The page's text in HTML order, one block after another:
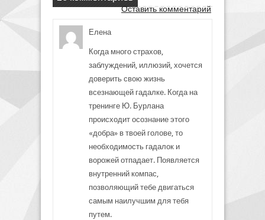
Оставить комментарий
Елена
Когда много страхов,
заблуждений, иллюзий, хочется
доверить свою жизнь
всезнающей гадалке. Когда на
тренинге Ю. Бурлана
происходит осознание этого
«добра» в твоей голове, то
необходимость гадалок и
ворожей отпадает. Появляется
внутренний компас,
позволяющий тебе двигаться
самым наилучшим для тебя
путем.